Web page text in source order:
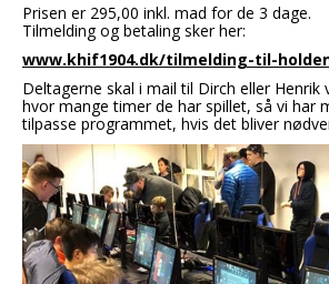
Prisen er 295,00 inkl. mad for de 3 dage.
Tilmelding og betaling sker her:
www.khif1904.dk/tilmelding-til-
Deltagerne skal i mail til Dirch eller
hvor mange timer de har spillet, så vi har
tilpasse programmet, hvis det bliver